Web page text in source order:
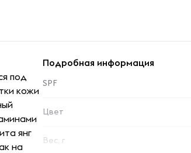
под
кожи
янг
на
Подробная информация
SPF
Цвет
Вес, г